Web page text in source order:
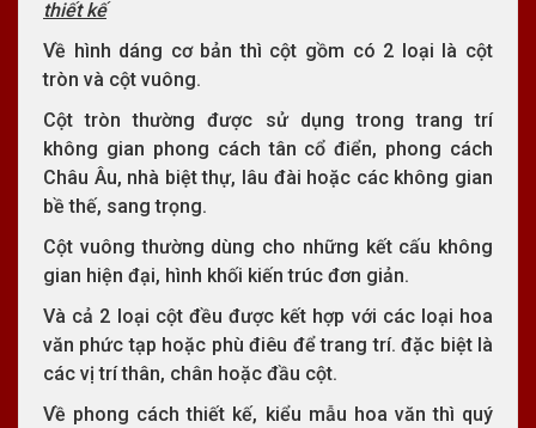
thiết kế
Về hình dáng cơ bản thì cột gồm có 2 loại là cột
tròn và cột vuông.
Cột tròn thường được sử dụng trong trang trí
không gian phong cách tân cổ điển, phong cách
Châu Âu, nhà biệt thự, lâu đài hoặc các không gian
bề thế, sang trọng.
Cột vuông thường dùng cho những kết cấu không
gian hiện đại, hình khối kiến trúc đơn giản.
Và cả 2 loại cột đều được kết hợp với các loại hoa
văn phức tạp hoặc phù điêu để trang trí. đặc biệt là
các vị trí thân, chân hoặc đầu cột.
Về phong cách thiết kế, kiểu mẫu hoa văn thì quý